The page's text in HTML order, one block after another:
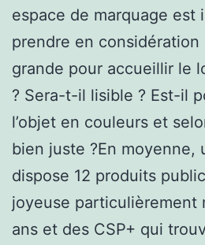
espace de marquage est
prendre en
grande pour accueillir le
? Sera-t-il lisible ? Est-il
l’objet en couleurs et
bien juste ?En moyenne,
dispose 12 produits
joyeuse particulièrement
ans et des CSP+ qui